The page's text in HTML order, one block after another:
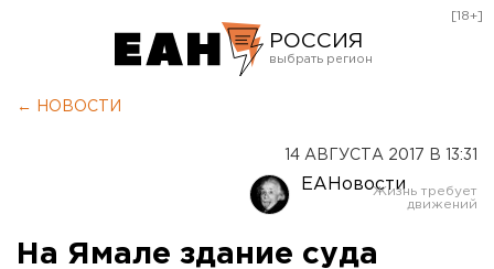
РОССИЯ
Оренбург
[18+]
← НОВОСТИ
14 АВГУСТА 2017 В 13:31
ЕАНовости
На Ямале здание суда